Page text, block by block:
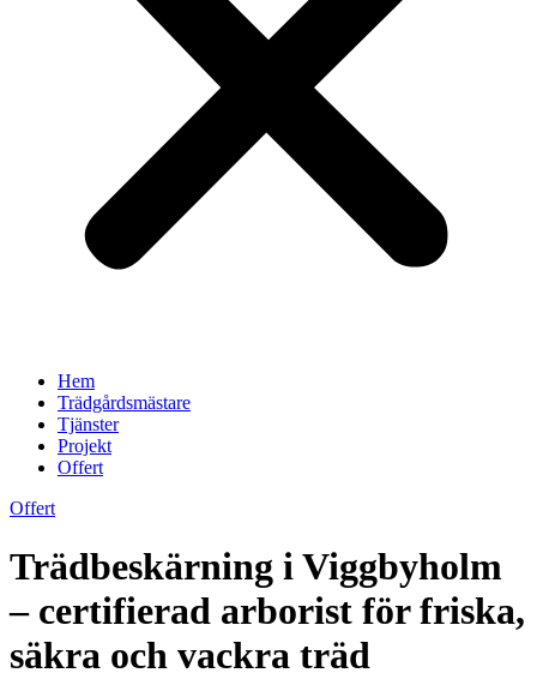
Hem
Trädgårdsmästare
Tjänster
Projekt
Offert
Offert
Trädbeskärning i Viggbyholm
– certifierad arborist för friska,
säkra och vackra träd